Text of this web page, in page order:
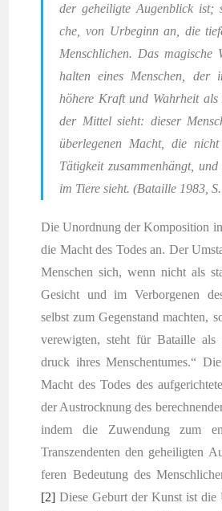
der gehei­lig­te Augen­blick
che, von Urbe­ginn an, die
Mensch­li­chen. Das magi­sche
hal­ten eines Men­schen, der
höhe­re Kraft und Wahr­heit
der Mit­tel sieht: die­ser
über­le­ge­nen Macht, die
Tätig­keit zusam­men­hängt,
im Tie­re sieht. (Batail­le 1983,
Die Unord­nung der Kom­po­si­ti­on
die Macht des Todes an. Der
Men­schen sich, wenn nicht als
Gesicht und im Ver­bor­ge­nen
selbst zum Gegen­stand mach­ten,
ver­ewig­ten, steht für Batail­le als
druck ihres Men­schen­tu­mes.“
Macht des Todes des
der Aus­trock­nung des
indem die Zuwen­dung zum
Tran­szen­den­ten den gehei­lig­ten
fe­ren Bedeu­tung des
[2] Die­se Geburt der Kunst ist die